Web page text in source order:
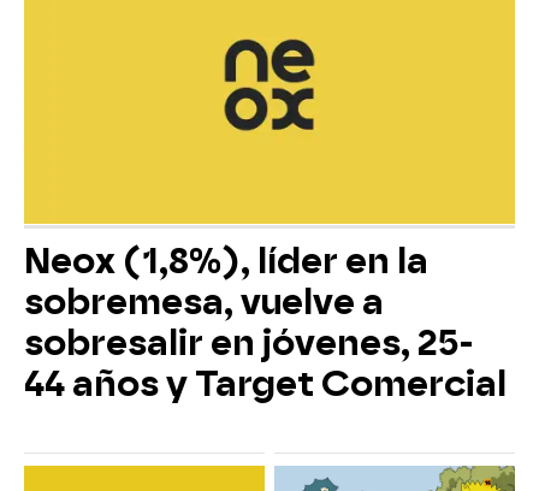
Neox (1,8%), líder en la
sobremesa, vuelve a
sobresalir en jóvenes, 25-
44 años y Target Comercial